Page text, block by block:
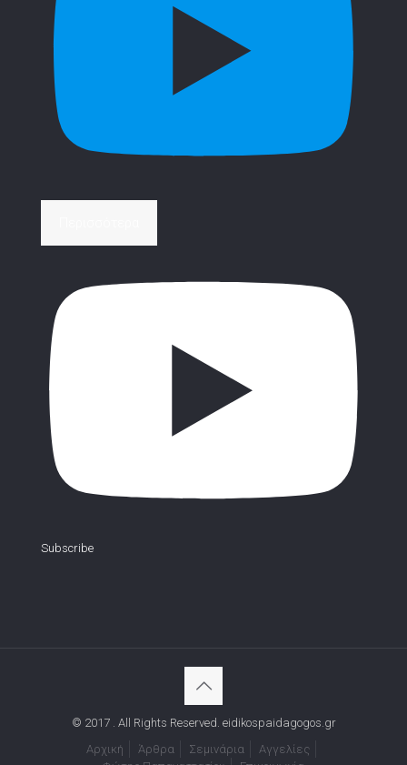
Subscribe
© 2017 . All Rights Reserved. eidikospaidagogos.gr
Αρχική
Άρθρα Σεμινάρια
Αγγελίες